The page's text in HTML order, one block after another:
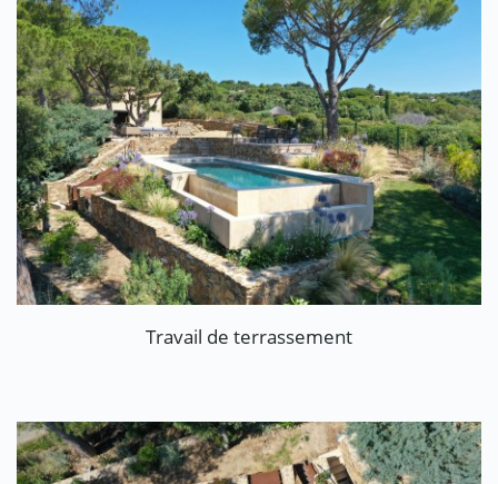
Travail de terrassement